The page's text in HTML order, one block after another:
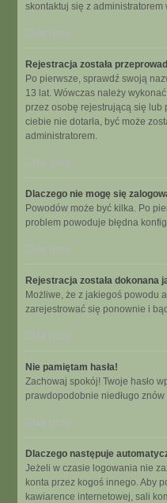
skontaktuj się z administratorem
Na górę
Rejestracja została
Po pierwsze, sprawdź swoją
13 lat. Wówczas należy
przez osobę rejestrującą się lub
ciebie nie dotarła, być może
administratorem.
Na górę
Dlaczego nie mogę się
Powodów może być kilka. Po
problem powoduje błędna
Na górę
Rejestracja została dokonana
Możliwe, że z jakiegoś powodu
zarejestrować się ponownie i
Na górę
Nie pamiętam hasła!
Zachowaj spokój! Twoje hasło
prawdopodobnie niedługo
Na górę
Dlaczego następuje
Jeżeli w czasie logowania nie
konta przez kogoś innego. Aby
kawiarence internetowej, sali